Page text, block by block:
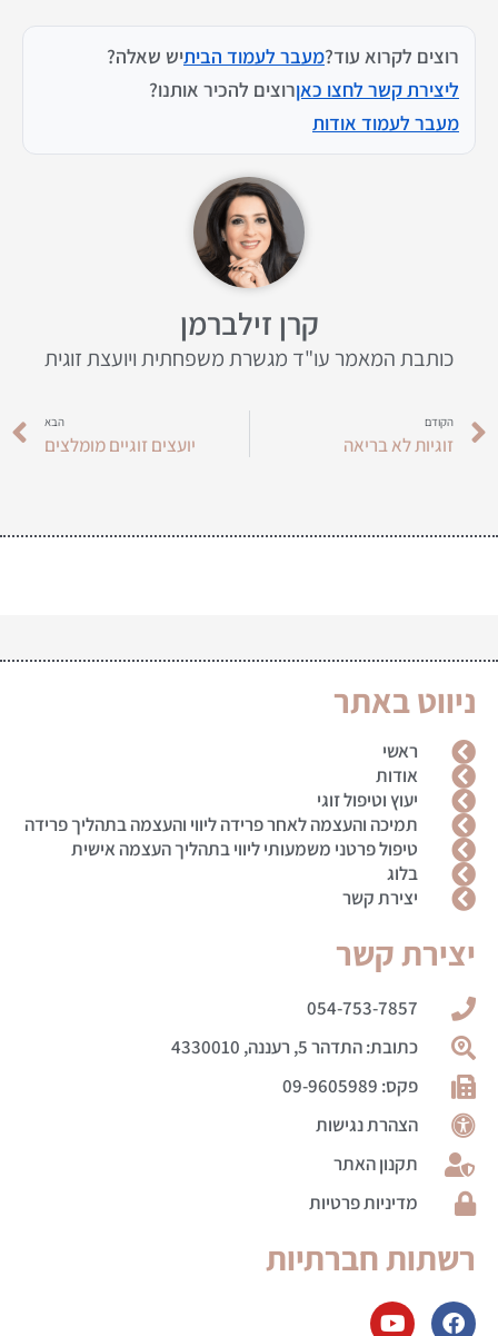
רוצים לקרוא עוד?מעבר לעמוד הביתיש שאלה?
ליצירת קשר לחצו כאןרוצים להכיר אותנו?
מעבר לעמוד אודות
קרן זילברמן
כותבת המאמר עו"ד מגשרת משפחתית ויועצת זוגית
הקודם
זוגיות לא בריאה
הבא
יועצים זוגיים מומלצים
ניווט באתר
ראשי
אודות
יעוץ וטיפול זוגי
תמיכה והעצמה לאחר פרידה ליווי והעצמה בתהליך פרידה
טיפול פרטני משמעותי ליווי בתהליך העצמה אישית
בלוג
יצירת קשר
יצירת קשר
054-753-7857
כתובת: התדהר 5, רעננה, 4330010
פקס: 09-9605989
הצהרת נגישות
תקנון האתר
מדיניות פרטיות
רשתות חברתיות